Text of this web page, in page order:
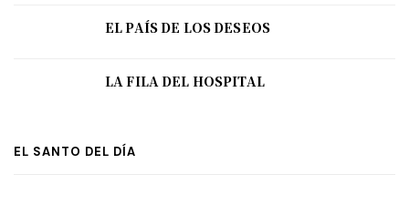
EL PAÍS DE LOS DESEOS
LA FILA DEL HOSPITAL
EL SANTO DEL DÍA